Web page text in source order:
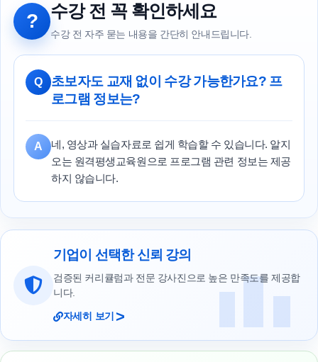
? 수강 전 꼭 확인하세요
수강 전 자주 묻는 내용을 간단히 안내드립니다.
Q
초보자도 교재 없이 수강 가능한가요? 프
로그램 정보는?
A
네, 영상과 실습자료로 쉽게 학습할 수 있습니다. 알지
오는 원격평생교육원으로 프로그램 관련 정보는 제공
하지 않습니다.
기업이 선택한 신뢰 강의
검증된 커리큘럼과 전문 강사진으로 높은 만족도를 제공합
니다.
자세히 보기 >